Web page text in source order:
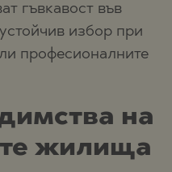
гъвкавост във
избор при
професионалните
на
жилища